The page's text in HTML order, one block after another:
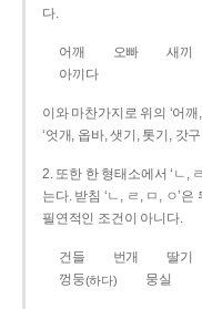
다.
어깨 오빠 새끼
아끼다
이와 마찬가지로 위의 ‘어
‘엇개, 옵바, 샛기, 톳기, 갓
2. 또한 한 형태소에서 ‘ㄴ,
는다. 받침 ‘ㄴ, ㄹ, ㅁ, ㅇ’
필연적인 조건이 아니다.
건들 번개 딸기
껑둥(하다) 뭉실